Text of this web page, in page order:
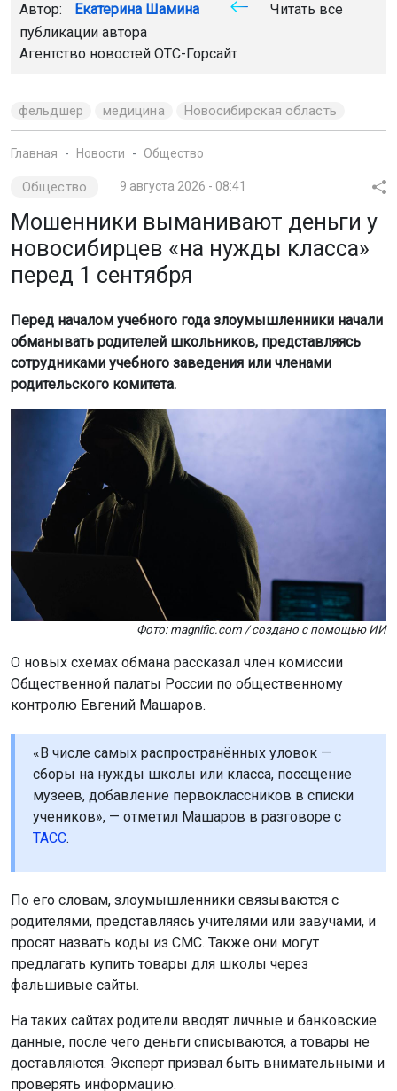
Автор: Екатерина Шамина
Читать все
публикации автора
Агентство новостей ОТС-Горсайт
фельдшер медицина Новосибирская область
Главная Новости Общество
Общество 9 августа 2026 - 08:41
Мошенники выманивают деньги у
новосибирцев «на нужды класса»
перед 1 сентября
Перед началом учебного года злоумышленники начали
обманывать родителей школьников, представляясь
сотрудниками учебного заведения или членами
родительского комитета.
Фото: magnific.com / создано с помощью ИИ
О новых схемах обмана рассказал член комиссии
Общественной палаты России по общественному
контролю Евгений Машаров.
«В числе самых распространённых уловок —
сборы на нужды школы или класса, посещение
музеев, добавление первоклассников в списки
учеников», — отметил Машаров в разговоре с
ТАСС.
По его словам, злоумышленники связываются с
родителями, представляясь учителями или завучами, и
просят назвать коды из СМС. Также они могут
предлагать купить товары для школы через
фальшивые сайты.
На таких сайтах родители вводят личные и банковские
данные, после чего деньги списываются, а товары не
доставляются. Эксперт призвал быть внимательными и
проверять информацию.